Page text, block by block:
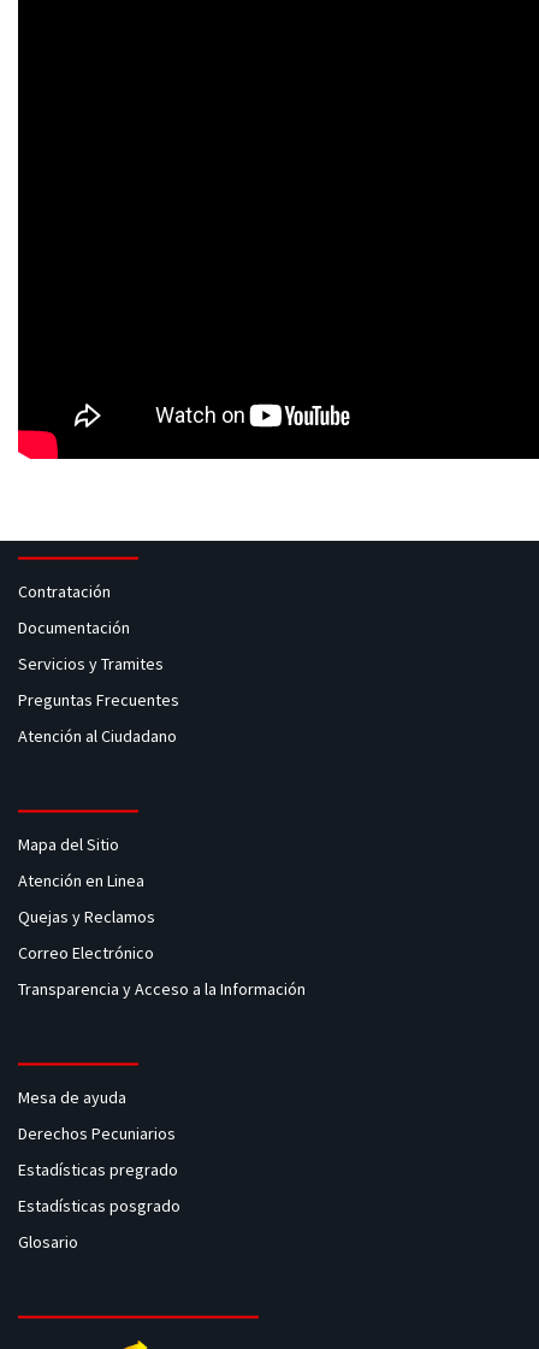
Contratación
Documentación
Servicios y Tramites
Preguntas Frecuentes
Atención al Ciudadano
Mapa del Sitio
Atención en Linea
Quejas y Reclamos
Correo Electrónico
Transparencia y Acceso a la Información
Mesa de ayuda
Derechos Pecuniarios
Estadísticas pregrado
Estadísticas posgrado
Glosario